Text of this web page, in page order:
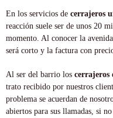
En los servicios de cerrajeros
reacción suele ser de unos 20
momento. Al conocer la
será corto y la factura con
Al ser del barrio los cerrajeros
trato recibido por nuestros
problema se acuerdan de
abiertos para sus llamadas, si